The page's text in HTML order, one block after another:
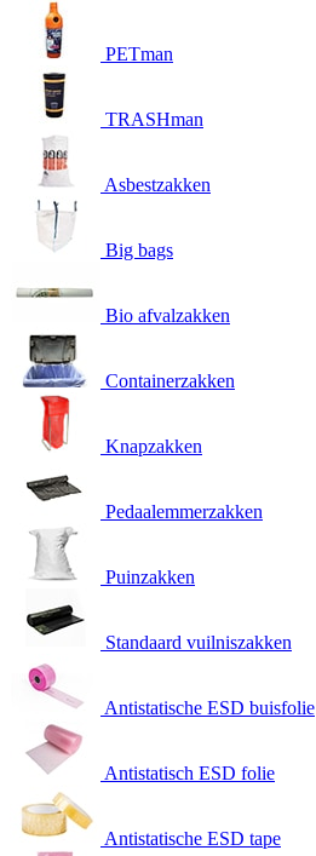
PETman
TRASHman
Asbestzakken
Big bags
Bio afvalzakken
Containerzakken
Knapzakken
Pedaalemmerzakken
Puinzakken
Standaard vuilniszakken
Antistatische ESD buisfolie
Antistatisch ESD folie
Antistatische ESD tape